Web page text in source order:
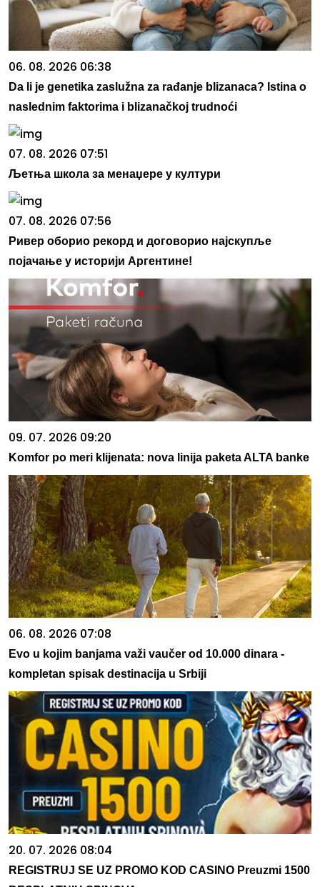
06. 08. 2026 06:38
Da li je genetika zaslužna za rađanje blizanaca? Istina o
naslednim faktorima i blizanačkoj trudnoći
07. 08. 2026 07:51
Љетња школа за менаџере у култури
07. 08. 2026 07:56
Ривер оборио рекорд и договорио најскупље
појачање у историји Аргентине!
09. 07. 2026 09:20
Komfor po meri klijenata: nova linija paketa ALTA banke
06. 08. 2026 07:08
Evo u kojim banjama važi vaučer od 10.000 dinara -
kompletan spisak destinacija u Srbiji
20. 07. 2026 08:04
REGISTRUJ SE UZ PROMO KOD CASINO Preuzmi 1500